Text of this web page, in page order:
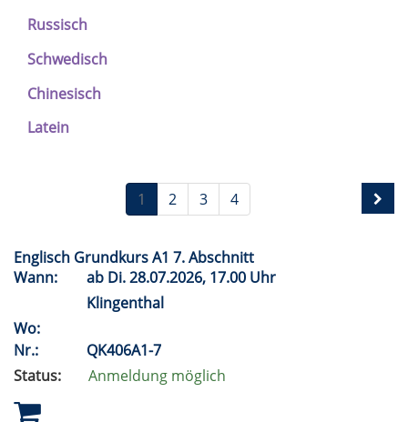
Russisch
Schwedisch
Chinesisch
Latein
1 2 3 4
Englisch Grundkurs A1 7. Abschnitt
Wann:
ab Di.28.07.2026, 17.00 Uhr
Klingenthal
Wo:
Nr.:
QK406A1-7
Status:
Anmeldung möglich